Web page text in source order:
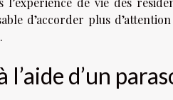
d’accorder plus
l’aide d’un